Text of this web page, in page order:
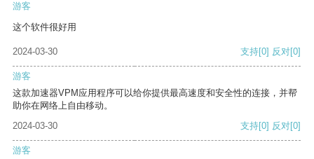
游客
这个软件很好用
2024-03-30 支持[0] 反对[0]
游客
这款加速器VPM应用程序可以给你提供最高速度和安全性的连接，并帮
助你在网络上自由移动。
2024-03-30
支持[0] 反对[0]
游客